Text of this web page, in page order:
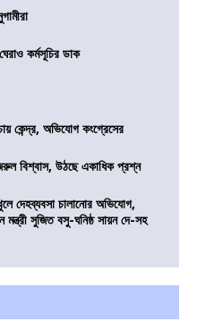
কর্মসূচির ডাক
অভিযোগ কংগ্রেসের
বিশ্বাস, উঠছে একাধিক প্রশ্ন
দেহব্যবসা চালানোর অভিযোগ,
সুজিত বসু-ঘনিষ্ঠ সায়ন দে-সহ